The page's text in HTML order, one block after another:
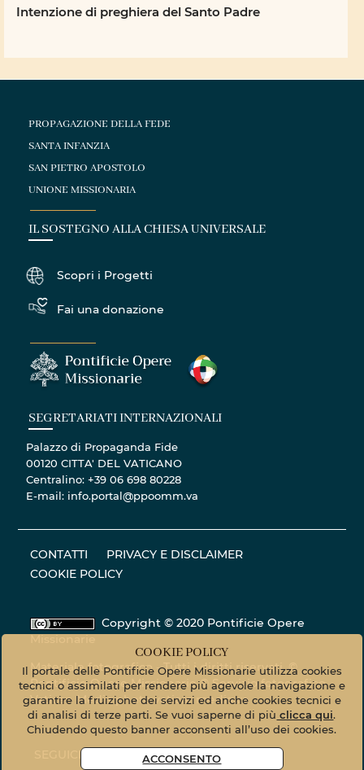
Intenzione di preghiera del Santo Padre
PROPAGAZIONE DELLA FEDE
SANTA INFANZIA
SAN PIETRO APOSTOLO
UNIONE MISSIONARIA
IL SOSTEGNO ALLA CHIESA UNIVERSALE
Scopri i Progetti
Fai una donazione
SEGRETARIATI INTERNAZIONALI
Palazzo di Propaganda Fide
00120 CITTA' DEL VATICANO
Centralino: +39 06 698 80228
E-mail: info.portal@ppoomm.va
CONTATTI
PRIVACY E DISCLAIMER
COOKIE POLICY
Copyright © 2020 Pontificie Opere
Missionarie
Materiale fotografico - Tutti i diritti riservati. ©
Pontificie Opere Missionarie © Servizio fotografico
Vatican Mediaphoto.vaticanmedia.va
SEGUICI
COOKIE POLICY
Il portale delle Pontificie Opere Missionarie utilizza cookies
tecnici o assimilati per rendere più agevole la navigazione e
garantire la fruizione dei servizi ed anche cookies tecnici e
di analisi di terze parti. Se vuoi saperne di più clicca qui.
Chiudendo questo banner acconsenti all’uso dei cookies.
ACCONSENTO